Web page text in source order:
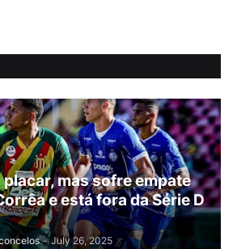
mas sofre empate
e está fora da Série D
- July 26, 2025